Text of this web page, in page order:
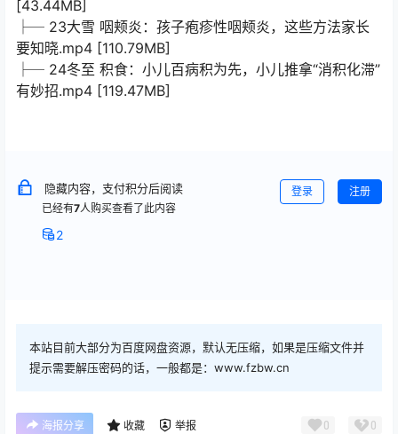
[43.44MB]
├─ 23大雪 咽颊炎：孩子疱疹性咽颊炎，这些方法家长
要知晓.mp4 [110.79MB]
├─ 24冬至 积食：小儿百病积为先，小儿推拿“消积化滞”
有妙招.mp4 [119.47MB]
隐藏内容，支付积分后阅读
已经有7人购买查看了此内容
2
登录 注册
本站目前大部分为百度网盘资源，默认无压缩，如果是压缩文件并
提示需要解压密码的话，一般都是：www.fzbw.cn
海报分享 收藏 举报 0 0